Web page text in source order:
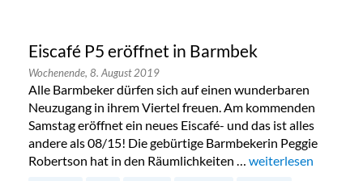
Eiscafé P5 eröffnet in Barmbek
Wochenende, 8. August 2019
Alle Barmbeker dürfen sich auf einen wunderbaren
Neuzugang in ihrem Viertel freuen. Am kommenden
Samstag eröffnet ein neues Eiscafé- und das ist alles
andere als 08/15! Die gebürtige Barmbekerin Peggie
Robertson hat in den Räumlichkeiten … „Eiscafé P5 eröffnet
weiterlesen